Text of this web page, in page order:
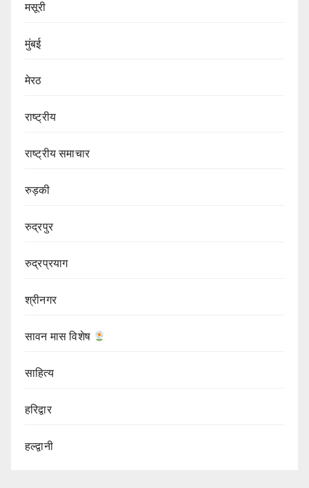
मसूरी
मुंबई
मेरठ
राष्ट्रीय
राष्ट्रीय समाचार
रुड़की
रुद्रपुर
रुद्रप्रयाग
श्रीनगर
सावन मास विशेष
साहित्य
हरिद्वार
हल्द्वानी